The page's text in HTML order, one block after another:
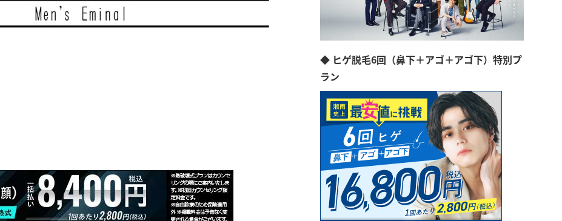
◆ ヒゲ脱毛6回（鼻下＋アゴ＋アゴ下）特別プ
ラン